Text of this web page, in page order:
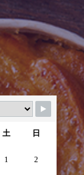
土 日
1 2